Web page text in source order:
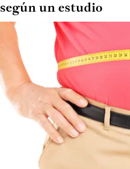
según un estudio